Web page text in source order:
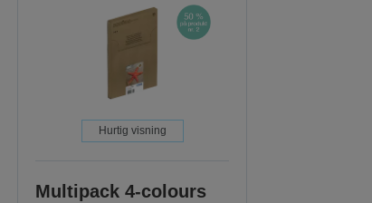
Hurtig visning
Multipack 4-colours